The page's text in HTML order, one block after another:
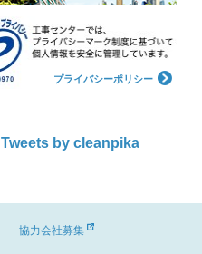
プライバシーポリシー
Tweets by cleanpika
協力会社募集